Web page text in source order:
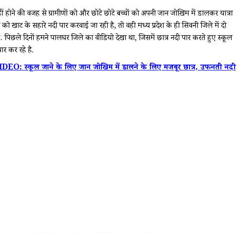
की वजह से ग्रामीणों को और छोटे छोटे बच्चों को अपनी जान जोखिम में डालकर यात्रा
के सहारे नदी पार करवाई जा रही है, तो वही मध्य प्रदेश के ही सिवनी जिले में दो
पिछले दिनों हमने पालघर जिले का वीडियो देखा था, जिसमें छात्र नदी पार करते हुए स्कूल
कर रहे है.
स्कूल जाने के लिए जान जोखिम में डालने के लिए मजबूर छात्र, उफनती नदी